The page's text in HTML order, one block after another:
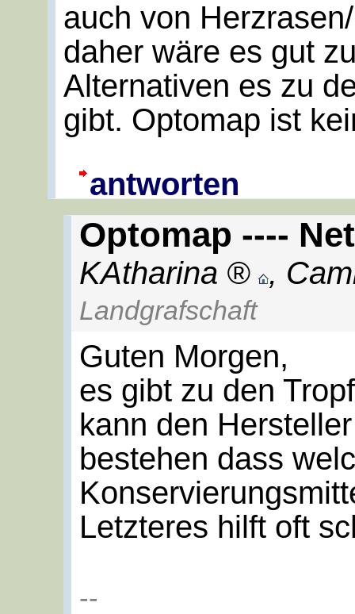
auch von
daher wäre es gut
Alternativen es zu
gibt. Optomap ist
antworten
Optomap ----
KAtharina ,
Landgrafschaft
Guten Morgen,
es gibt zu den
kann den
bestehen dass
Letzteres hilft oft
--